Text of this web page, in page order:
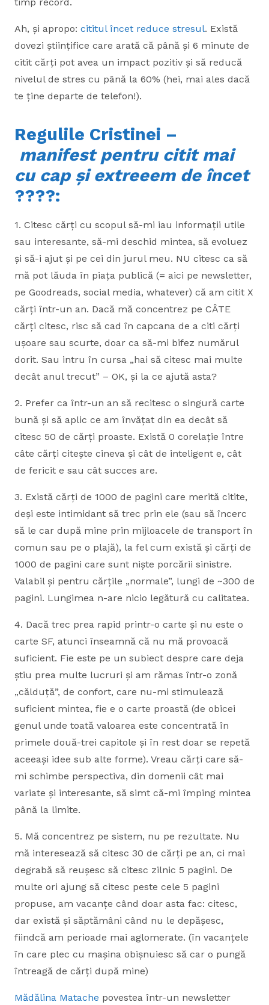
timp record.
Ah, și apropo: cititul încet reduce stresul. Există
dovezi științifice care arată că până și 6 minute de
citit cărți pot avea un impact pozitiv și să reducă
nivelul de stres cu până la 60% (hei, mai ales dacă
te ține departe de telefon!).
Regulile Cristinei –
manifest pentru citit mai
cu cap și extreeem de încet
????:
1. Citesc cărți cu scopul să-mi iau informații utile
sau interesante, să-mi deschid mintea, să evoluez
și să-i ajut și pe cei din jurul meu. NU citesc ca să
mă pot lăuda în piața publică (= aici pe newsletter,
pe Goodreads, social media, whatever) că am citit X
cărți într-un an. Dacă mă concentrez pe CÂTE
cărți citesc, risc să cad în capcana de a citi cărți
ușoare sau scurte, doar ca să-mi bifez numărul
dorit. Sau intru în cursa „hai să citesc mai multe
decât anul trecut” – OK, și la ce ajută asta?
2. Prefer ca într-un an să recitesc o singură carte
bună și să aplic ce am învățat din ea decât să
citesc 50 de cărți proaste. Există 0 corelație între
câte cărți citește cineva și cât de inteligent e, cât
de fericit e sau cât succes are.
3. Există cărți de 1000 de pagini care merită citite,
deși este intimidant să trec prin ele (sau să încerc
să le car după mine prin mijloacele de transport în
comun sau pe o plajă), la fel cum există și cărți de
1000 de pagini care sunt niște porcării sinistre.
Valabil și pentru cărțile „normale”, lungi de ~300 de
pagini. Lungimea n-are nicio legătură cu calitatea.
4. Dacă trec prea rapid printr-o carte și nu este o
carte SF, atunci înseamnă că nu mă provoacă
suficient. Fie este pe un subiect despre care deja
știu prea multe lucruri și am rămas într-o zonă
„călduță”, de confort, care nu-mi stimulează
suficient mintea, fie e o carte proastă (de obicei
genul unde toată valoarea este concentrată în
primele două-trei capitole și în rest doar se repetă
aceeași idee sub alte forme). Vreau cărți care să-
mi schimbe perspectiva, din domenii cât mai
variate și interesante, să simt că-mi împing mintea
până la limite.
5. Mă concentrez pe sistem, nu pe rezultate. Nu
mă interesează să citesc 30 de cărți pe an, ci mai
degrabă să reușesc să citesc zilnic 5 pagini. De
multe ori ajung să citesc peste cele 5 pagini
propuse, am vacanțe când doar asta fac: citesc,
dar există și săptămâni când nu le depășesc,
fiindcă am perioade mai aglomerate. (în vacanțele
în care plec cu mașina obișnuiesc să car o pungă
întreagă de cărți după mine)
Mădălina Matache povestea într-un newsletter